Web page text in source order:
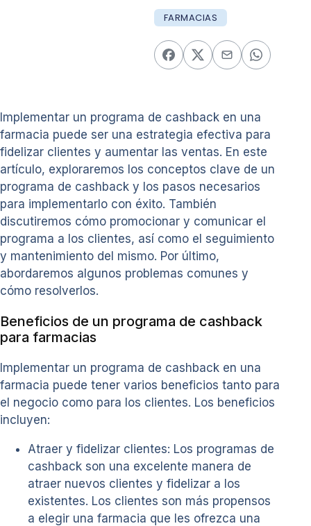
FARMACIAS
Implementar un programa de cashback en una
farmacia puede ser una estrategia efectiva para
fidelizar clientes y aumentar las ventas. En este
artículo, exploraremos los conceptos clave de un
programa de cashback y los pasos necesarios
para implementarlo con éxito. También
discutiremos cómo promocionar y comunicar el
programa a los clientes, así como el seguimiento
y mantenimiento del mismo. Por último,
abordaremos algunos problemas comunes y
cómo resolverlos.
Beneficios de un programa de cashback
para farmacias
Implementar un programa de cashback en una
farmacia puede tener varios beneficios tanto para
el negocio como para los clientes. Los beneficios
incluyen:
Atraer y fidelizar clientes: Los programas de
cashback son una excelente manera de
atraer nuevos clientes y fidelizar a los
existentes. Los clientes son más propensos
a elegir una farmacia que les ofrezca una